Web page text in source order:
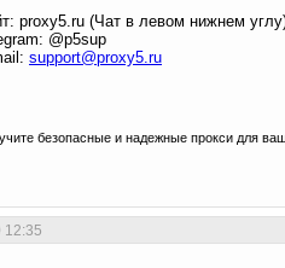
proxy5.ru (Чат в левом нижнем
@p5sup
support@proxy5.ru
безопасные и надежные прокси для
12:35